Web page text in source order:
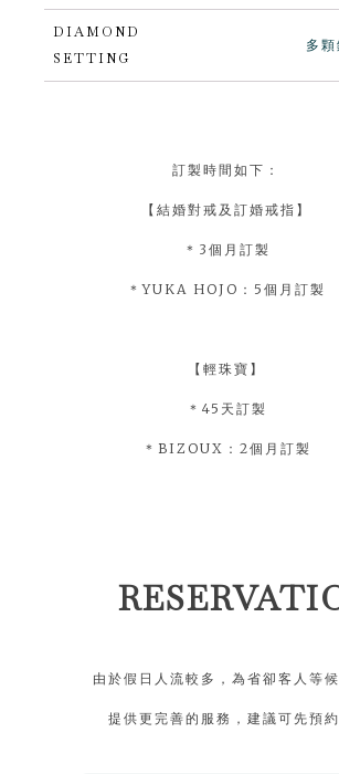
DIAMOND
SETTING
多
訂製時間如下：
【結婚對戒及訂婚戒指】
＊3個月訂製
＊YUKA HOJO：5個月訂製
【輕珠寶】
＊45天訂製
＊BIZOUX：2個月訂製
由於假日人流較多，為省卻客人等
提供更完善的服務，建議可先預約